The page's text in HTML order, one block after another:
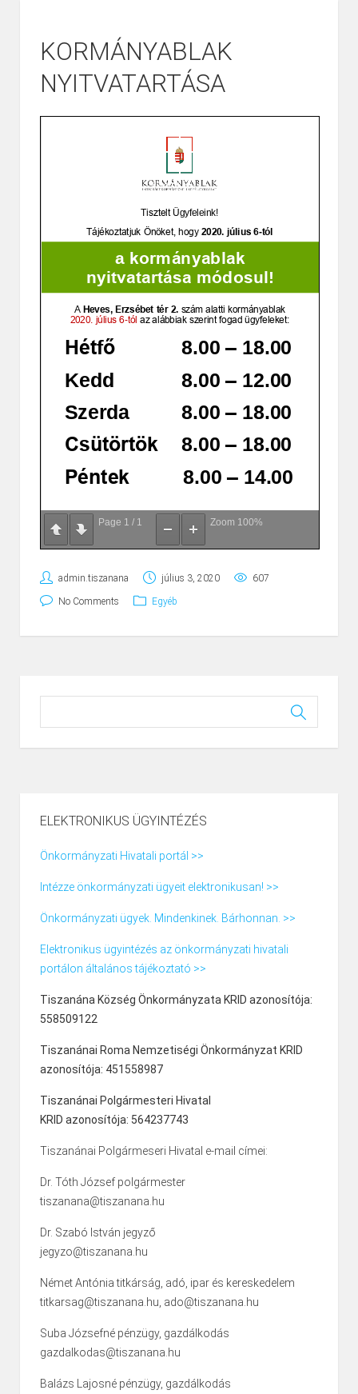
KORMÁNYABLAK
NYITVATARTÁSA
Page 1 / 1 Zoom 100%
admin.tiszanana július 3, 2020 607
No Comments Egyéb
ELEKTRONIKUS ÜGYINTÉZÉS
Önkormányzati Hivatali portál >>
Intézze önkormányzati ügyeit elektronikusan! >>
Önkormányzati ügyek. Mindenkinek. Bárhonnan. >>
Elektronikus ügyintézés az önkormányzati hivatali
portálon általános tájékoztató >>
Tiszanána Község Önkormányzata KRID azonosítója:
558509122
Tiszanánai Roma Nemzetiségi Önkormányzat KRID
azonosítója: 451558987
Tiszanánai Polgármesteri Hivatal
KRID azonosítója: 564237743
Tiszanánai Polgármeseri Hivatal e-mail címei:
Dr. Tóth József polgármester
tiszanana@tiszanana.hu
Dr. Szabó István jegyző
jegyzo@tiszanana.hu
Német Antónia titkárság, adó, ipar és kereskedelem
titkarsag@tiszanana.hu, ado@tiszanana.hu
Suba Józsefné pénzügy, gazdálkodás
gazdalkodas@tiszanana.hu
Balázs Lajosné pénzügy, gazdálkodás